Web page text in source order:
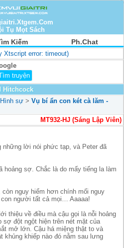
Tụ Mọt Sách
Kiếm Ph.Chat
Xtscript error: timeout)
Hitchcock
sự > Vụ bí ẩn con két cà lăm -
MT932-HJ (Sáng Lập Viên)
những lời nói phức tạp, và Peter đã
hoảng sợ. Chắc là do mấy tiếng la làm
nguy hiểm hơn chính mối nguy
con người tất cả mọi… Aaaaa!
thiệu về điều mà cậu gọi là nỗi hoảng
đột ngột hiện trên nét mặt của
mở lớn. Cậu há miệng thật to và
khủng khiếp nào đó nằm sau lưng